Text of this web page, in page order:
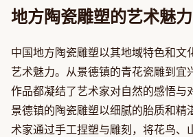
地方陶瓷雕塑的艺术魅力
中国地方陶瓷雕塑以其地域特色和文
艺术魅力。从景德镇的青花瓷雕到宜
作品都凝结了艺术家对自然的感悟与
景德镇的陶瓷雕塑以细腻的胎质和精
术家通过手工捏塑与雕刻，将花鸟、